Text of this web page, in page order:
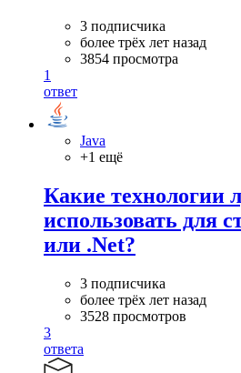
3 подписчика
более трёх лет назад
3854 просмотра
1
ответ
Java
+1 ещё
Какие технологии
использовать для
или .Net?
3 подписчика
более трёх лет назад
3528 просмотров
3
ответа